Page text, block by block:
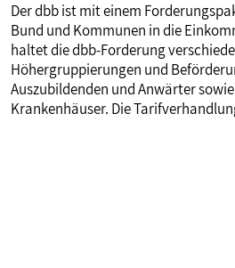
Der dbb ist mit einem
Bund und Kommunen in die
haltet die dbb-Forderung
Höhergruppierungen und
Auszubildenden und Anwärter
Krankenhäuser. Die